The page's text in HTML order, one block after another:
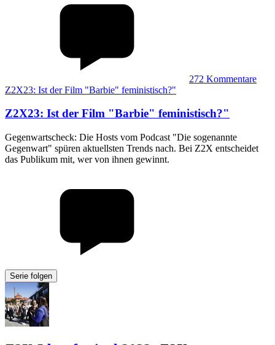
272 Kommentare
Z2X23: Ist der Film "Barbie" feministisch?"
Z2X23: Ist der Film "Barbie" feministisch?"
Gegenwartscheck: Die Hosts vom Podcast "Die sogenannte
Gegenwart" spüren aktuellsten Trends nach. Bei Z2X entscheidet
das Publikum mit, wer von ihnen gewinnt.
Serie folgen